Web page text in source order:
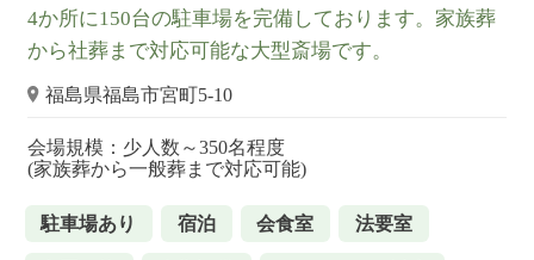
4か所に150台の駐車場を完備しております。家族葬
から社葬まで対応可能な大型斎場です。
福島県福島市宮町5-10
会場規模：少人数～350名程度
(家族葬から一般葬まで対応可能)
駐車場あり 宿泊 会食室 法要室